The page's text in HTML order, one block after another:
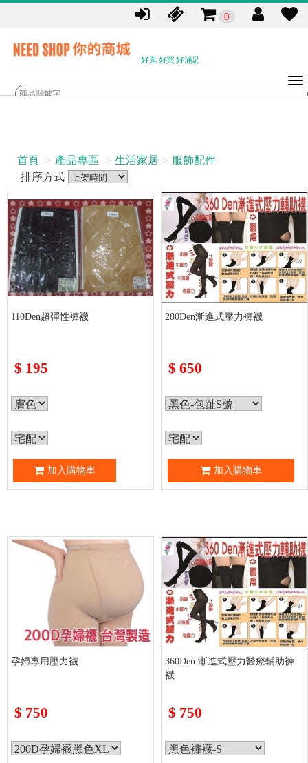
0
好逛 好買 好滿足
首頁 產品專區 生活家居
服飾配件
排序方式
110Den超彈性褲襪
$ 195
加入購物車
280Den漸進式壓力褲襪
$ 650
加入購物車
孕婦專用壓力襪
$ 750
360Den 漸進式壓力醫療輔助褲
襪
$ 750